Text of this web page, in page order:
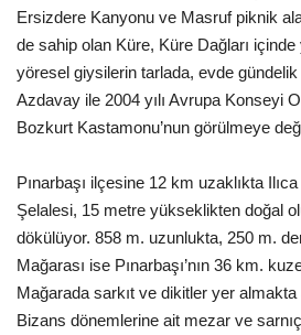
Ersizdere Kanyonu ve Masruf piknik
de sahip olan Küre, Küre Dağları
yöresel giysilerin tarlada, evde
Azdavay ile 2004 yılı Avrupa Konseyi
Bozkurt Kastamonu’nun görülmeye
Pınarbaşı ilçesine 12 km uzaklıkta
Şelalesi, 15 metre yükseklikten doğal
dökülüyor. 858 m. uzunlukta, 250 m.
Mağarası ise Pınarbaşı’nın 36 km.
Mağarada sarkıt ve dikitler yer
Bizans dönemlerine ait mezar ve